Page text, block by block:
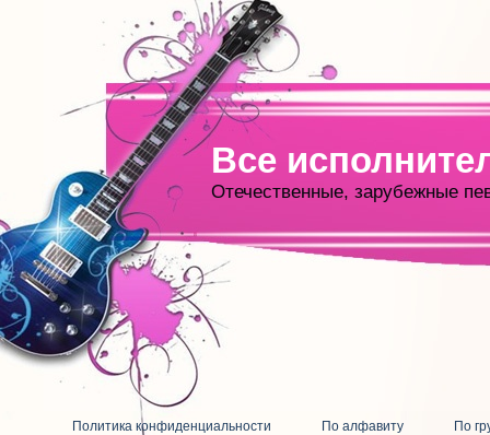
Все
Отечественные, зарубежные
Политика конфиденциальности По алфавиту
По